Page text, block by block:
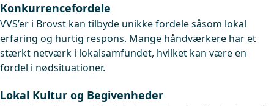
Konkurrencefordele
VVS’er i Brovst kan tilbyde unikke fordele såsom lokal
erfaring og hurtig respons. Mange håndværkere har et
stærkt netværk i lokalsamfundet, hvilket kan være en
fordel i nødsituationer.
Lokal Kultur og Begivenheder